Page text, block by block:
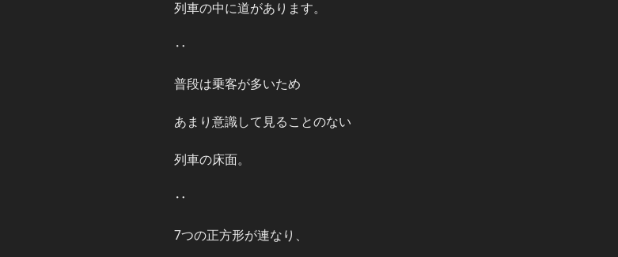
列車の中に道があります。
‥
普段は乗客が多いため
あまり意識して見ることのない
列車の床面。
‥
7つの正方形が連なり、